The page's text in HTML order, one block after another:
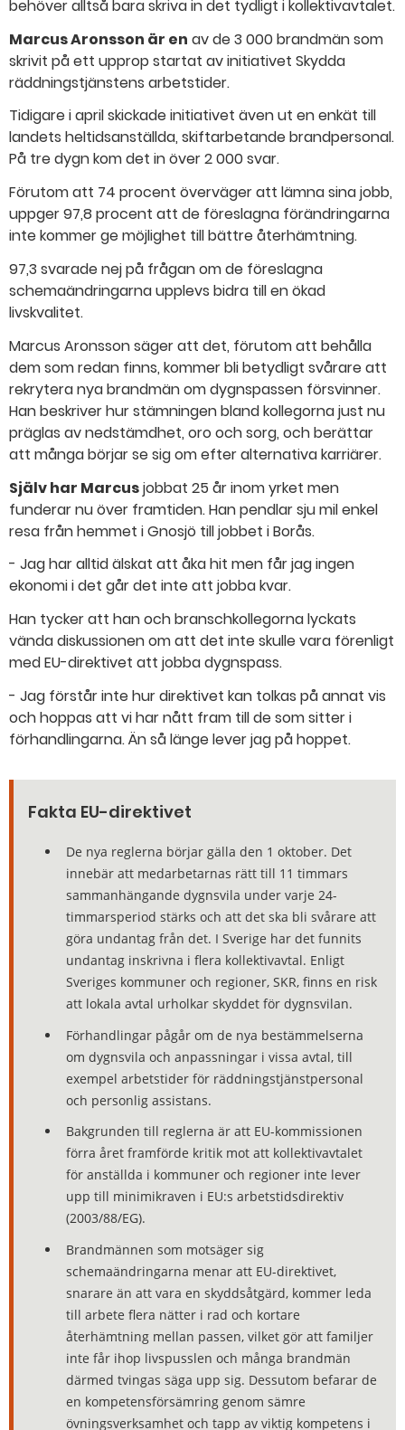
behöver alltså bara skriva in det tydligt i kollektivavtalet.
Marcus Aronsson är en av de 3 000 brandmän som
skrivit på ett upprop startat av initiativet Skydda
räddningstjänstens arbetstider.
Tidigare i april skickade initiativet även ut en enkät till
landets heltidsanställda, skiftarbetande brandpersonal.
På tre dygn kom det in över 2 000 svar.
Förutom att 74 procent överväger att lämna sina jobb,
uppger 97,8 procent att de föreslagna förändringarna
inte kommer ge möjlighet till bättre återhämtning.
97,3 svarade nej på frågan om de föreslagna
schemaändringarna upplevs bidra till en ökad
livskvalitet.
Marcus Aronsson säger att det, förutom att behålla
dem som redan finns, kommer bli betydligt svårare att
rekrytera nya brandmän om dygnspassen försvinner.
Han beskriver hur stämningen bland kollegorna just nu
präglas av nedstämdhet, oro och sorg, och berättar
att många börjar se sig om efter alternativa karriärer.
Själv har Marcusjobbat 25 år inom yrket men
funderar nu över framtiden. Han pendlar sju mil enkel
resa från hemmet i Gnosjö till jobbet i Borås.
- Jag har alltid älskat att åka hit men får jag ingen
ekonomi i det går det inte att jobba kvar.
Han tycker att han och branschkollegorna lyckats
vända diskussionen om att det inte skulle vara förenligt
med EU-direktivet att jobba dygnspass.
- Jag förstår inte hur direktivet kan tolkas på annat vis
och hoppas att vi har nått fram till de som sitter i
förhandlingarna. Än så länge lever jag på hoppet.
Fakta EU-direktivet
De nya reglerna börjar gälla den 1 oktober. Det
innebär att medarbetarnas rätt till 11 timmars
sammanhängande dygnsvila under varje 24-
timmarsperiod stärks och att det ska bli svårare att
göra undantag från det. I Sverige har det funnits
undantag inskrivna i flera kollektivavtal. Enligt
Sveriges kommuner och regioner, SKR, finns en risk
att lokala avtal urholkar skyddet för dygnsvilan.
Förhandlingar pågår om de nya bestämmelserna
om dygnsvila och anpassningar i vissa avtal, till
exempel arbetstider för räddningstjänstpersonal
och personlig assistans.
Bakgrunden till reglerna är att EU-kommissionen
förra året framförde kritik mot att kollektivavtalet
för anställda i kommuner och regioner inte lever
upp till minimikraven i EU:s arbetstidsdirektiv
(2003/88/EG).
Brandmännen som motsäger sig
schemaändringarna menar att EU-direktivet,
snarare än att vara en skyddsåtgärd, kommer leda
till arbete flera nätter i rad och kortare
återhämtning mellan passen, vilket gör att familjer
inte får ihop livspusslen och många brandmän
därmed tvingas säga upp sig. Dessutom befarar de
en kompetensförsämring genom sämre
övningsverksamhet och tapp av viktig kompetens i